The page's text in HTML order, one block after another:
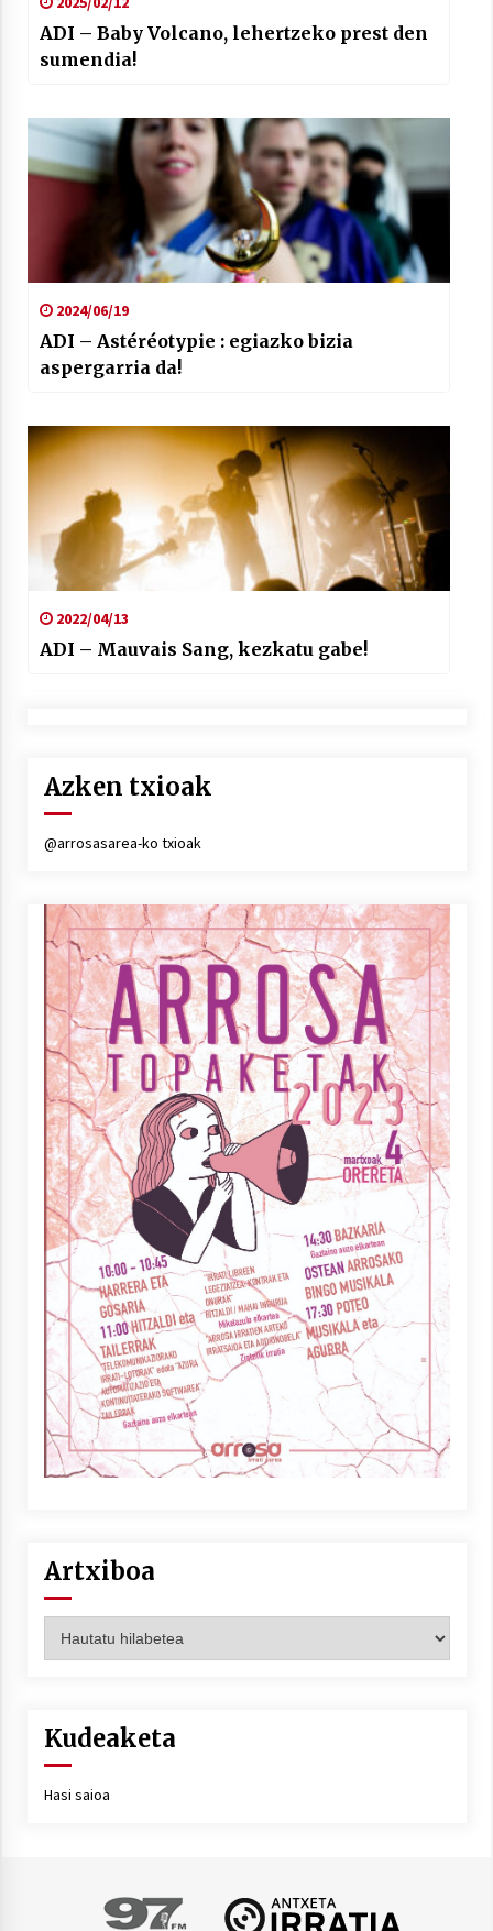
ADI – Baby Volcano, lehertzeko prest den
sumendia!
2024/06/19
ADI – Astéréotypie : egiazko bizia
aspergarria da!
2022/04/13
ADI – Mauvais Sang, kezkatu gabe!
Azken txioak
@arrosasarea-ko txioak
Artxiboa
Kudeaketa
Hasi saioa